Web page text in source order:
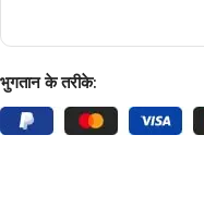
भुगतान के तरीके: